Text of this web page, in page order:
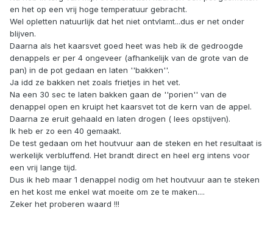
en het op een vrij hoge temperatuur gebracht.
Wel opletten natuurlijk dat het niet ontvlamt...dus er net onder
blijven.
Daarna als het kaarsvet goed heet was heb ik de gedroogde
denappels er per 4 ongeveer (afhankelijk van de grote van de
pan) in de pot gedaan en laten ''bakken''.
Ja idd ze bakken net zoals frietjes in het vet.
Na een 30 sec te laten bakken gaan de ''porien'' van de
denappel open en kruipt het kaarsvet tot de kern van de appel.
Daarna ze eruit gehaald en laten drogen ( lees opstijven).
Ik heb er zo een 40 gemaakt.
De test gedaan om het houtvuur aan de steken en het resultaat is
werkelijk verbluffend. Het brandt direct en heel erg intens voor
een vrij lange tijd.
Dus ik heb maar 1 denappel nodig om het houtvuur aan te steken
en het kost me enkel wat moeite om ze te maken....
Zeker het proberen waard !!!